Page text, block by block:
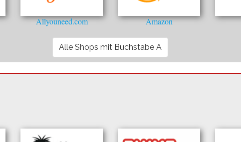
Allyouneed.com Amazon
Alle Shops mit Buchstabe A